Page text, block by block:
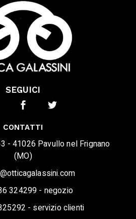
SEGUICI
CONTATTI
- 41026 Pavullo nel Frignano
(MO)
324299 - negozio
- servizio clienti